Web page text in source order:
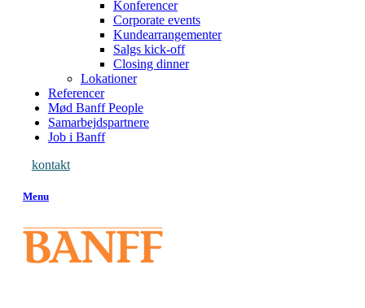
Konferencer
Corporate events
Kundearrangementer
Salgs kick-off
Closing dinner
Lokationer
Referencer
Mød Banff People
Samarbejdspartnere
Job i Banff
kontakt
Menu